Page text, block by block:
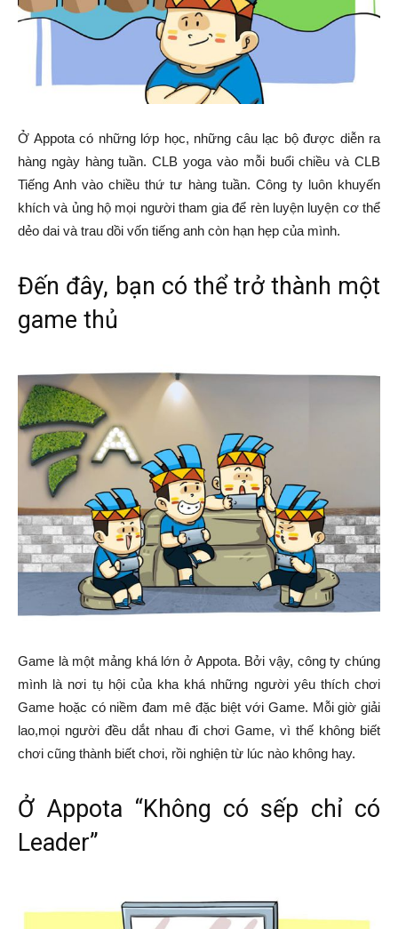
Ở Appota có những lớp học, những câu lạc bộ được diễn ra
hàng ngày hàng tuần. CLB yoga vào mỗi buổi chiều và CLB
Tiếng Anh vào chiều thứ tư hàng tuần. Công ty luôn khuyến
khích và ủng hộ mọi người tham gia để rèn luyện luyện cơ thể
dẻo dai và trau dồi vốn tiếng anh còn hạn hẹp của mình.
Đến đây, bạn có thể trở thành một
game thủ
Game là một mảng khá lớn ở Appota. Bởi vậy, công ty chúng
mình là nơi tụ hội của kha khá những người yêu thích chơi
Game hoặc có niềm đam mê đặc biệt với Game. Mỗi giờ giải
lao,mọi người đều dắt nhau đi chơi Game, vì thế không biết
chơi cũng thành biết chơi, rồi nghiện từ lúc nào không hay.
Ở Appota “Không có sếp chỉ có
Leader”